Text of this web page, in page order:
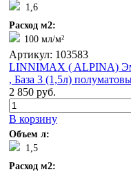
1,6
Расход м2:
100 мл/м²
Артикул: 103583
LINNIMAX ( ALPINA)
, База 3 (1,5л)
2 850 руб.
В корзину
Объем л:
1,5
Расход м2: